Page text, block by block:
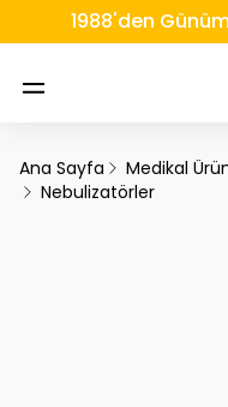
1988'den
Ana Sayfa Medikal
Nebulizatörler